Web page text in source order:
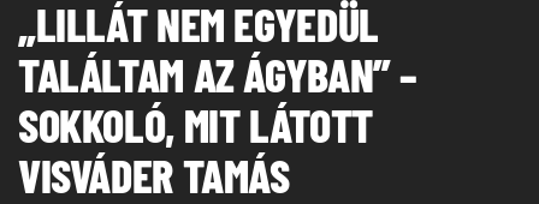
„LILLÁT NEM EGYEDÜL
TALÁLTAM AZ ÁGYBAN” –
SOKKOLÓ, MIT LÁTOTT
VISVÁDER TAMÁS